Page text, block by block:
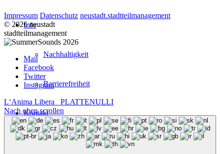
Info
Nachhaltigkeit
Barrierefreiheit
Kontakt
Galerie
Impressum Datenschutz neustadt.stadtteilmanagement
© 2026 neustadt
stadtteilmanagement
Mail
Facebook
Twitter
Instagram
L‘Anima Libera
PLATTENULLI
Nach oben scrollen